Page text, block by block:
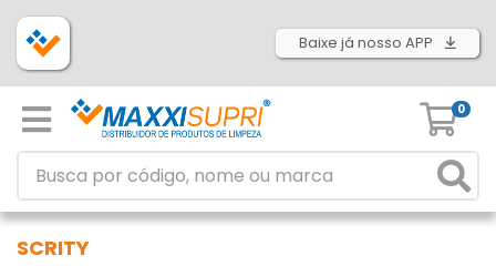
Baixe já nosso APP
0
SCRITY